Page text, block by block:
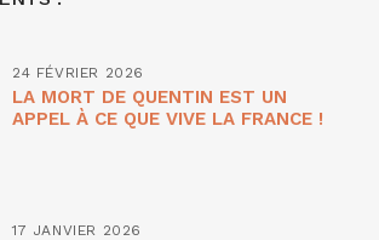
24 FÉVRIER 2026
LA MORT DE QUENTIN EST UN
APPEL À CE QUE VIVE LA FRANCE !
17 JANVIER 2026